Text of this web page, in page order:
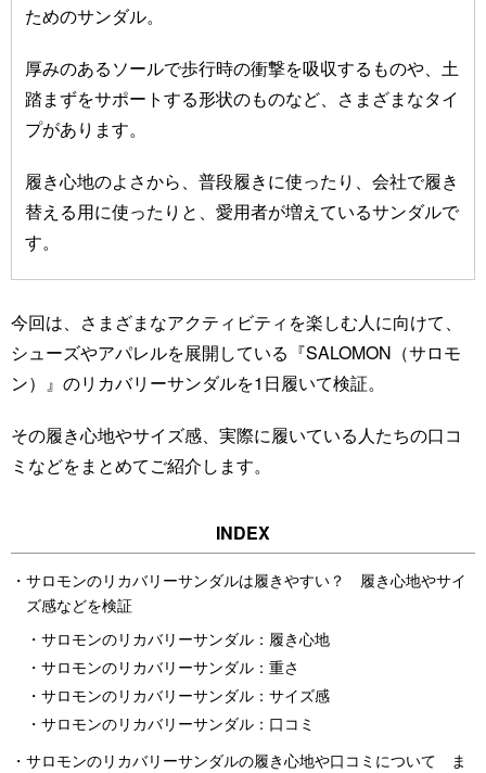
ためのサンダル。
厚みのあるソールで歩行時の衝撃を吸収するものや、土
踏まずをサポートする形状のものなど、さまざまなタイ
プがあります。
履き心地のよさから、普段履きに使ったり、会社で履き
替える用に使ったりと、愛用者が増えているサンダルで
す。
今回は、さまざまなアクティビティを楽しむ人に向けて、
シューズやアパレルを展開している『SALOMON（サロモ
ン）』のリカバリーサンダルを1日履いて検証。
その履き心地やサイズ感、実際に履いている人たちの口コ
ミなどをまとめてご紹介します。
サロモンのリカバリーサンダルは履きやすい？ 履き心地やサイ
ズ感などを検証
サロモンのリカバリーサンダル：履き心地
サロモンのリカバリーサンダル：重さ
サロモンのリカバリーサンダル：サイズ感
サロモンのリカバリーサンダル：口コミ
サロモンのリカバリーサンダルの履き心地や口コミについて ま